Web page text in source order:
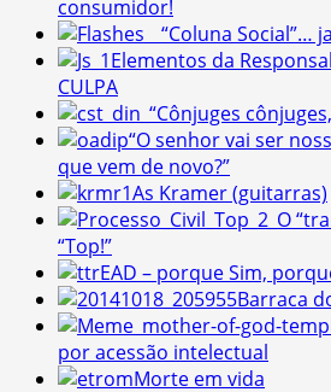
consumidor!
“Coluna Social”…
Elementos da
CULPA
“Cônjuges
“O senhor vai ser
que vem de novo?”
As Kramer (guitarras)
O
“Top!”
EAD – porque Sim,
Barraca
por acessão intelectual
Morte em vida